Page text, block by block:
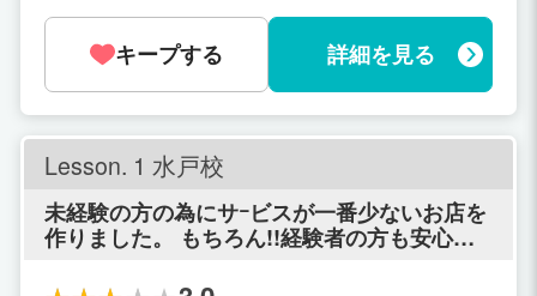
します。）る心配はありませんのでご安心下さい。
キープする
詳細を見る
Lesson. 1 水戸校
未経験の方の為にサｰビスが一番少ないお店を
作りました。 もちろん!!経験者の方も安心し
ても大丈夫! 当校の方針はただ一つ! 【茨城1の